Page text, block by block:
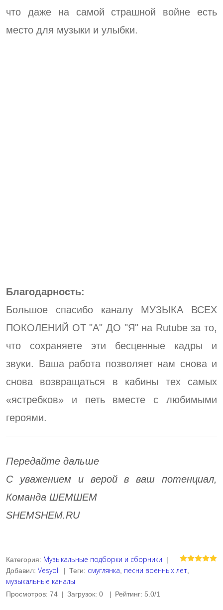
что даже на самой страшной войне есть
место для музыки и улыбки.
Благодарность:
Большое спасибо каналу МУЗЫКА ВСЕХ
ПОКОЛЕНИЙ ОТ "А" ДО "Я" на Rutube за то,
что сохраняете эти бесценные кадры и
звуки. Ваша работа позволяет нам снова и
снова возвращаться в кабины тех самых
«ястребков» и петь вместе с любимыми
героями.
Передайте дальше
С уважением и верой в ваш потенциал,
Команда ШЕМШЕМ
SHEMSHEM.RU
Категория: Музыкальные подборки и сборники
|
Добавил: Vesyoli | Теги: смуглянка песни военных лет
музыкальные каналы
Просмотров: 74 | Загрузок: 0 | Рейтинг: 5.0/1